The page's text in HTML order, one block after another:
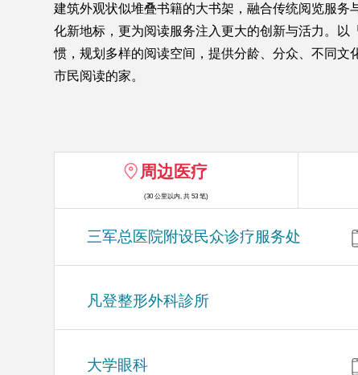
建筑外观状似堆叠书籍的大书架，融合传统阅览服
化新地标，更为阅读服务注入更大的创新与活力。
惯，规划多样的阅读空间，提供分龄、分众、不同
市民阅读的家。
周边医疗
(30 公里以内, 共 53 笔)
三军总医院附设民众诊疗服务处
凡登整形外科診所
大学眼科